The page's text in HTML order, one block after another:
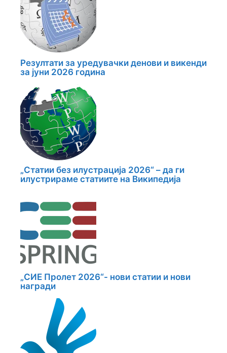
Резултати за уредувачки денови и викенди
за јуни 2026 година
„Статии без илустрација 2026“ – да ги
илустрираме статиите на Википедија
„СИЕ Пролет 2026“- нови статии и нови
награди